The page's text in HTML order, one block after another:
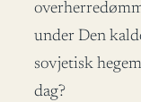
under Den
sovjetisk
dag?